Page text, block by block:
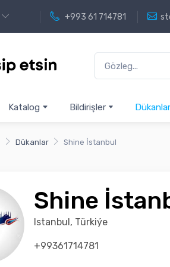
+993 61 714781
Katalog Bildirişler Dükanlar
Dükanlar Shine İstanbul
Shine
Istanbul, Türkiýe
+99361714781